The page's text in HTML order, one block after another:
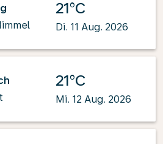
21°C
Di. 11 Aug. 2026
21°C
Mi. 12 Aug. 2026